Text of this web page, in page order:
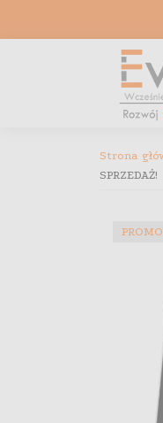
Strona
SPRZEDAŻ!